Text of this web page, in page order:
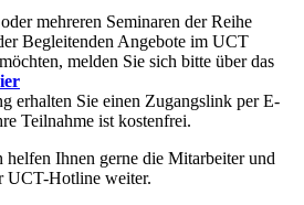
mehreren Seminaren der Reihe
Begleitenden Angebote im UCT
melden Sie sich bitte über das
erhalten Sie einen Zugangslink per E-
Teilnahme ist kostenfrei.
helfen Ihnen gerne die Mitarbeiter und
UCT-Hotline weiter.